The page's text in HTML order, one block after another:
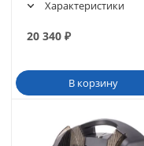
Характеристики
20 340 ₽
В корзину